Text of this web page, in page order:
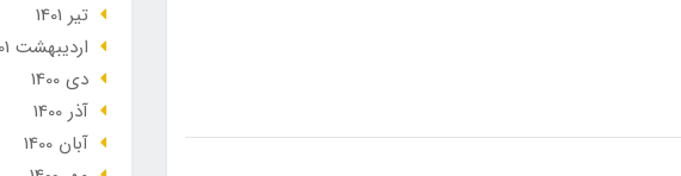
تير 1401
ارديبهشت 1401
دی 1400
آذر 1400
آبان 1400